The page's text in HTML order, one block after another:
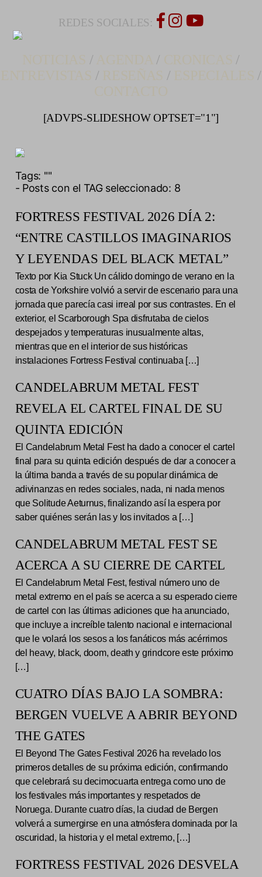
REDES SOCIALES:
/ /
/
/ /
/
[ADVPS-SLIDESHOW OPTSET="1"]
Tags: ""
- Posts con el TAG seleccionado: 8
FORTRESS FESTIVAL 2026 DÍA 2:
“ENTRE CASTILLOS IMAGINARIOS
Y LEYENDAS DEL BLACK METAL”
Texto por Kia Stuck Un cálido domingo de verano en la
costa de Yorkshire volvió a servir de escenario para una
jornada que parecía casi irreal por sus contrastes. En el
exterior, el Scarborough Spa disfrutaba de cielos
despejados y temperaturas inusualmente altas,
mientras que en el interior de sus históricas
instalaciones Fortress Festival continuaba […]
CANDELABRUM METAL FEST
REVELA EL CARTEL FINAL DE SU
QUINTA EDICIÓN
El Candelabrum Metal Fest ha dado a conocer el cartel
final para su quinta edición después de dar a conocer a
la última banda a través de su popular dinámica de
adivinanzas en redes sociales, nada, ni nada menos
que Solitude Aeturnus, finalizando así la espera por
saber quiénes serán las y los invitados a […]
CANDELABRUM METAL FEST SE
ACERCA A SU CIERRE DE CARTEL
El Candelabrum Metal Fest, festival número uno de
metal extremo en el país se acerca a su esperado cierre
de cartel con las últimas adiciones que ha anunciado,
que incluye a increíble talento nacional e internacional
que le volará los sesos a los fanáticos más acérrimos
del heavy, black, doom, death y grindcore este próximo
[…]
CUATRO DÍAS BAJO LA SOMBRA:
BERGEN VUELVE A ABRIR BEYOND
THE GATES
El Beyond The Gates Festival 2026 ha revelado los
primeros detalles de su próxima edición, confirmando
que celebrará su decimocuarta entrega como uno de
los festivales más importantes y respetados de
Noruega. Durante cuatro días, la ciudad de Bergen
volverá a sumergirse en una atmósfera dominada por la
oscuridad, la historia y el metal extremo, […]
FORTRESS FESTIVAL 2026 DESVELA